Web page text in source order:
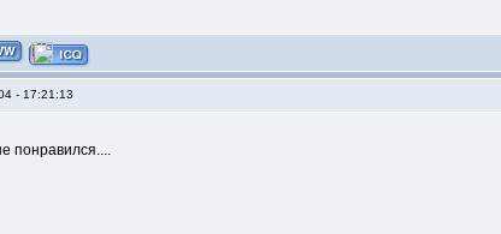
- 17:21:13
понравился....